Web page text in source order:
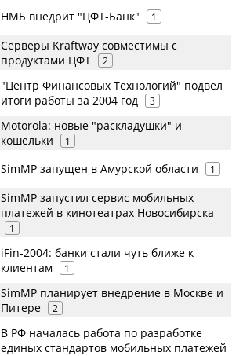
НМБ внедрит "ЦФТ-Банк" 1
Серверы Kraftway совместимы с
продуктами ЦФТ
2
"Центр Финансовых Технологий" подвел
итоги работы за 2004 год
3
Motorola: новые "раскладушки" и
кошельки
1
SimMP запущен в Амурской области 1
SimMP запустил сервис мобильных
платежей в кинотеатрах Новосибирска
1
iFin-2004: банки стали чуть ближе к
клиентам
1
SimMP планирует внедрение в Москве и
Питере
2
В РФ началась работа по разработке
единых стандартов мобильных платежей